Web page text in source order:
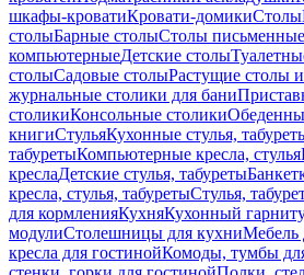
шкафы-кроватиКровати-домикиСтолы
столыБарные столыСтолы
компьютерныеДетские столы
столыСадовые столыРастущие столы
журнальные столики для бани
столикиКонсольные столики
книгиСтульяКухонные стулья,
табуретыКомпьютерные кресла, стулья
креслаДетские стулья, табуреты
кресла, стулья, табуретыСтулья,
для кормленияКухняКухонный
модулиСтолешницы для кухниМебель
кресла для гостинойКомоды, тумбы